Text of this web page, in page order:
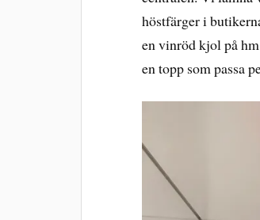
höstfärger i
en vinröd kjol på
en topp som passa